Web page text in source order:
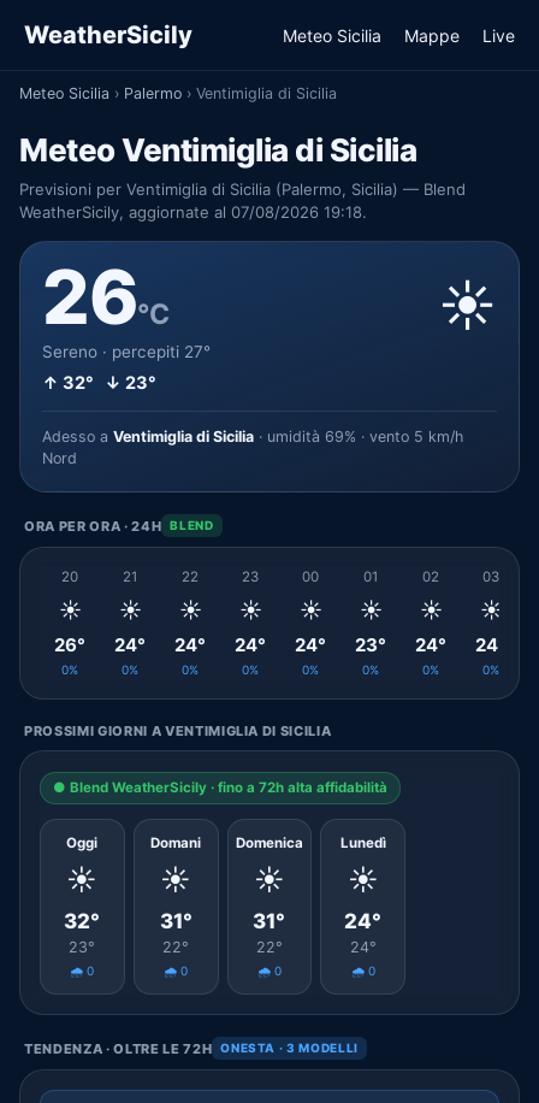
WeatherSicily Meteo Sicilia Mappe Live
Meteo Sicilia › Palermo › Ventimiglia di Sicilia
Meteo Ventimiglia di Sicilia
Previsioni per Ventimiglia di Sicilia (Palermo, Sicilia) — Blend
WeatherSicily, aggiornate al 07/08/2026 19:18.
26°C
Sereno · percepiti 27°
↑ 32° ↓ 23°
☀️
Adesso a Ventimiglia di Sicilia · umidità 69% · vento 5 km/h
Nord
ORA PER ORA · 24H BLEND
20
☀️
26°
0%
21
☀️
24°
0%
22
☀️
24°
0%
23
☀️
24°
0%
00
☀️
24°
0%
01
☀️
23°
0%
02
☀️
24°
0%
03
☀️
24°
0%
PROSSIMI GIORNI A VENTIMIGLIA DI SICILIA
● Blend WeatherSicily · fino a 72h alta affidabilità
Oggi
☀️
32°
23°
🌧️ 0
Domani
☀️
31°
22°
🌧️ 0
Domenica
☀️
31°
22°
🌧️ 0
Lunedì
☀️
24°
24°
🌧️ 0
TENDENZA · OLTRE LE 72H ONESTA · 3 MODELLI